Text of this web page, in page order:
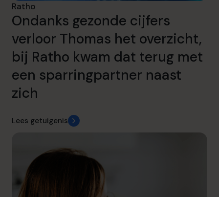
Ratho
Ondanks gezonde cijfers
verloor Thomas het overzicht,
bij Ratho kwam dat terug met
een sparringpartner naast
zich
Lees getuigenis